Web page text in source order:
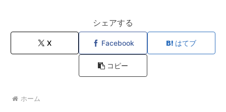
シェアする
X Facebook はてブ
コピー
ホーム